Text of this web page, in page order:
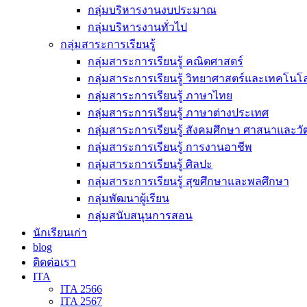
กลุ่มบริหารงานงบประมาณ
กลุ่มบริหารงานทั่วไป
กลุ่มสาระการเรียนรู้
กลุ่มสาระการเรียนรู้ คณิตศาสตร์
กลุ่มสาระการเรียนรู้ วิทยาศาสตร์และเทคโนโ
กลุ่มสาระการเรียนรู้ ภาษาไทย
กลุ่มสาระการเรียนรู้ ภาษาต่างประเทศ
กลุ่มสาระการเรียนรู้ สังคมศึกษา ศาสนาและ
กลุ่มสาระการเรียนรู้ การงานอาชีพ
กลุ่มสาระการเรียนรู้ ศิลปะ
กลุ่มสาระการเรียนรู้ สุขศึกษาและพลศึกษา
กลุ่มพัฒนาผู้เรียน
กลุ่มสนับสนุนการสอน
นักเรียนเก่า
blog
ติดต่อเรา
ITA
ITA 2566
ITA 2567